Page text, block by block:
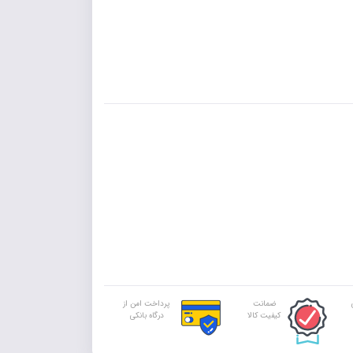
ضمانت
کیفیت کالا
پرداخت امن از
درگاه بانکی